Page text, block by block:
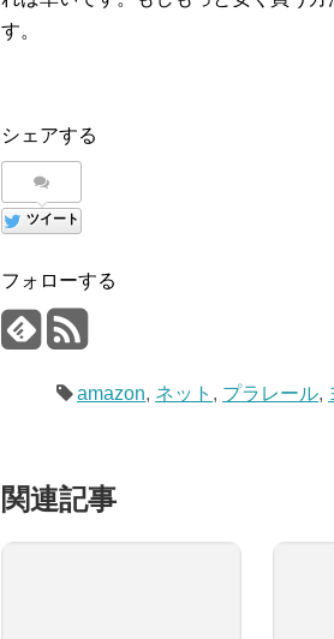
す。
シェアする
ツイート
フォローする
amazon, ネット , プラレール,
関連記事